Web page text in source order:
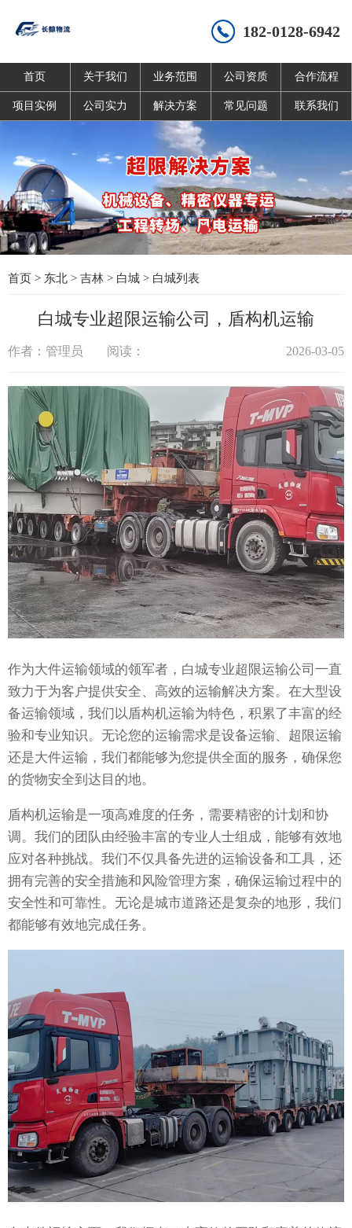
182-0128-6942
首页 关于我们 业务范围 公司资质 合作流程
项目实例 公司实力 解决方案 常见问题 联系我们
首页 > 东北 > 吉林 > 白城 > 白城列表
白城专业超限运输公司，盾构机运输
作者：管理员 阅读： 2026-03-05
作为大件运输领域的领军者，白城专业超限运输公司一直
致力于为客户提供安全、高效的运输解决方案。在大型设
备运输领域，我们以盾构机运输为特色，积累了丰富的经
验和专业知识。无论您的运输需求是设备运输、超限运输
还是大件运输，我们都能够为您提供全面的服务，确保您
的货物安全到达目的地。
盾构机运输是一项高难度的任务，需要精密的计划和协
调。我们的团队由经验丰富的专业人士组成，能够有效地
应对各种挑战。我们不仅具备先进的运输设备和工具，还
拥有完善的安全措施和风险管理方案，确保运输过程中的
安全性和可靠性。无论是城市道路还是复杂的地形，我们
都能够有效地完成任务。